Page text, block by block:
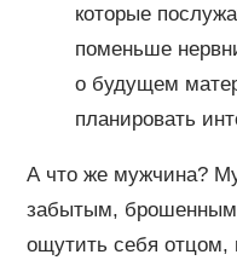
которые
поменьше
о будущем
планировать
А что же мужчина?
забытым,
ощутить себя отцом,